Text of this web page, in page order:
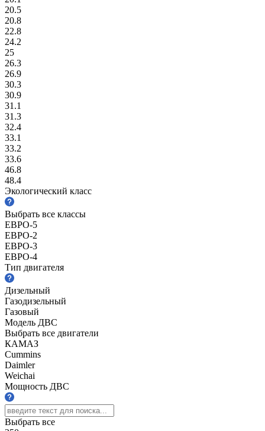
20.5
20.8
22.8
24.2
25
26.3
26.9
30.3
30.9
31.1
31.3
32.4
33.1
33.2
33.6
46.8
48.4
Экологический класс
Выбрать все классы
ЕВРО-5
ЕВРО-2
ЕВРО-3
ЕВРО-4
Тип двигателя
Дизельный
Газодизельный
Газовый
Модель ДВС
Выбрать все двигатели
КАМАЗ
Cummins
Daimler
Weichai
Мощность ДВС
Выбрать все